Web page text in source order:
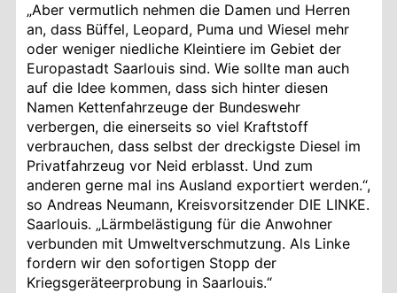
„Aber vermutlich nehmen die Damen und Herren
an, dass Büffel, Leopard, Puma und Wiesel mehr
oder weniger niedliche Kleintiere im Gebiet der
Europastadt Saarlouis sind. Wie sollte man auch
auf die Idee kommen, dass sich hinter diesen
Namen Kettenfahrzeuge der Bundeswehr
verbergen, die einerseits so viel Kraftstoff
verbrauchen, dass selbst der dreckigste Diesel im
Privatfahrzeug vor Neid erblasst. Und zum
anderen gerne mal ins Ausland exportiert werden.“,
so Andreas Neumann, Kreisvorsitzender DIE LINKE.
Saarlouis. „Lärmbelästigung für die Anwohner
verbunden mit Umweltverschmutzung. Als Linke
fordern wir den sofortigen Stopp der
Kriegsgeräteerprobung in Saarlouis.“